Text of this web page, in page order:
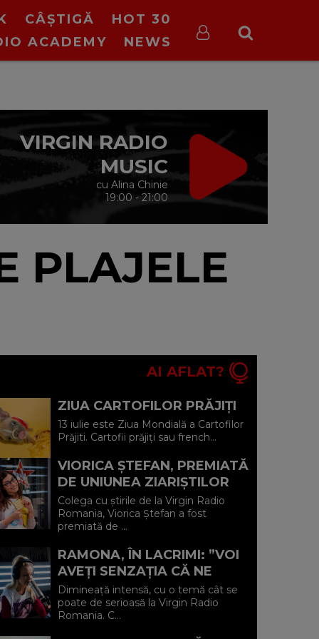
CÂȘTIGĂ
HOT 30
ACADEMY NEWS
VIRGIN RADIO
MUSIC
cu Alina Chinie
19:00 - 21:00
PLAJELE
AI AFLAT?
ZIUA CARTOFILOR PRĂJIȚI
13 iulie este Ziua Mondială a Cartofilor
Prăjiti. Cartofii prăjiți sau french...
VIORICA ȘTEFAN, PREMIATĂ
DE UNIUNEA ZIARIŞTILOR
PROFESIONIŞTI DIN
ROMÂNIA
Colega cu știrile de la Virgin Radio
Romania, Viorica Ștefan a fost
premiată de ...
RAMONA, ÎN LACRIMI: ”VOI
AVEȚI SENZAȚIA CĂ NE
COMPLIMENTAȚI, DAR NU E
FLATANT ÎN NICIUN FEL! E
JIGN...
Dimineață intensă, cu o temă cât se
poate de serioasă la Virgin Radio
Romania. C...